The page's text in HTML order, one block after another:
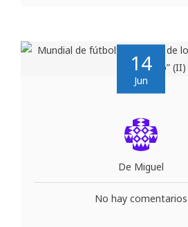
14
Jun
De Miguel
No hay comentarios